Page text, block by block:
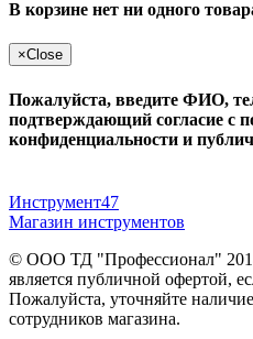
В корзине нет ни одного
×Close
Пожалуйста, введите ФИО,
подтверждающий согласие с
конфиденциальности и
Инструмент47
Магазин инструментов
© ООО ТД "Профессионал"
является публичной офертой,
Пожалуйста, уточняйте
сотрудников магазина.